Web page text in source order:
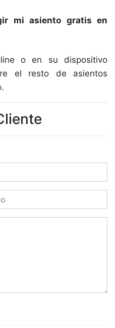
mi asiento gratis en
o en su dispositivo
el resto de asientos